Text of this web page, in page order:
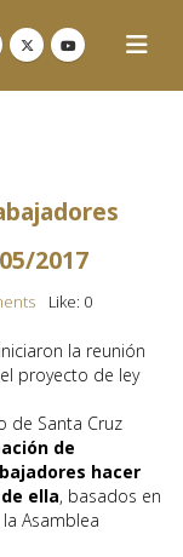
2017
Like: 0
la reunión
proyecto de ley
de Santa Cruz
de
hacer
ella, basados en
Asamblea